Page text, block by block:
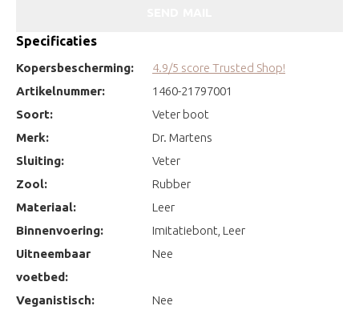
Specificaties
Kopersbescherming:
4.9/5 score Trusted Shop!
Artikelnummer:
1460-21797001
Soort:
Veter boot
Merk:
Dr. Martens
Sluiting:
Veter
Zool:
Rubber
Materiaal:
Leer
Binnenvoering:
Imitatiebont, Leer
Uitneembaar
voetbed:
Nee
Veganistisch:
Nee